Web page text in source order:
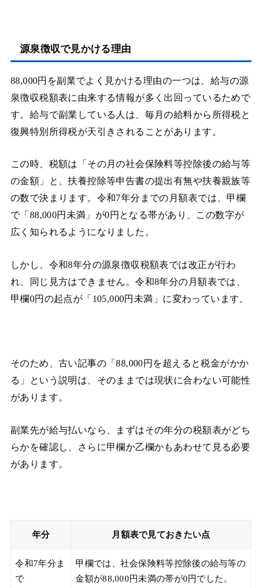
源泉徴収で見かける理由
88,000円を副業でよく見かける理由の一つは、給与の源
泉徴収税額表に由来する情報が多く出回っているためで
す。給与で副業している人は、毎月の給料から所得税と
復興特別所得税が天引きされることがあります。
この時、税額は「その月の社会保険料等控除後の給与等
の金額」と、扶養控除等申告書の提出有無や扶養親族等
の数で決まります。令和7年分までの月額表では、甲欄
で「88,000円未満」が0円となる帯があり、この数字が
広く知られるようになりました。
しかし、令和8年分の源泉徴収税額表では改正が行わ
れ、同じ見方はできません。令和8年分の月額表では、
甲欄0円の起点が「105,000円未満」に変わっています。
そのため、古い記事の「88,000円を超えると税金がかか
る」という説明は、そのままでは現状に合わない可能性
があります。
副業先が給与払いなら、まずはその年分の税額表がどち
らかを確認し、さらに甲欄か乙欄かもあわせて見る必要
があります。
年分 月額表で見ておきたい点
令和7年分ま
で
甲欄では、社会保険料等控除後の給与等の
金額が88,000円未満の帯が0円でした。